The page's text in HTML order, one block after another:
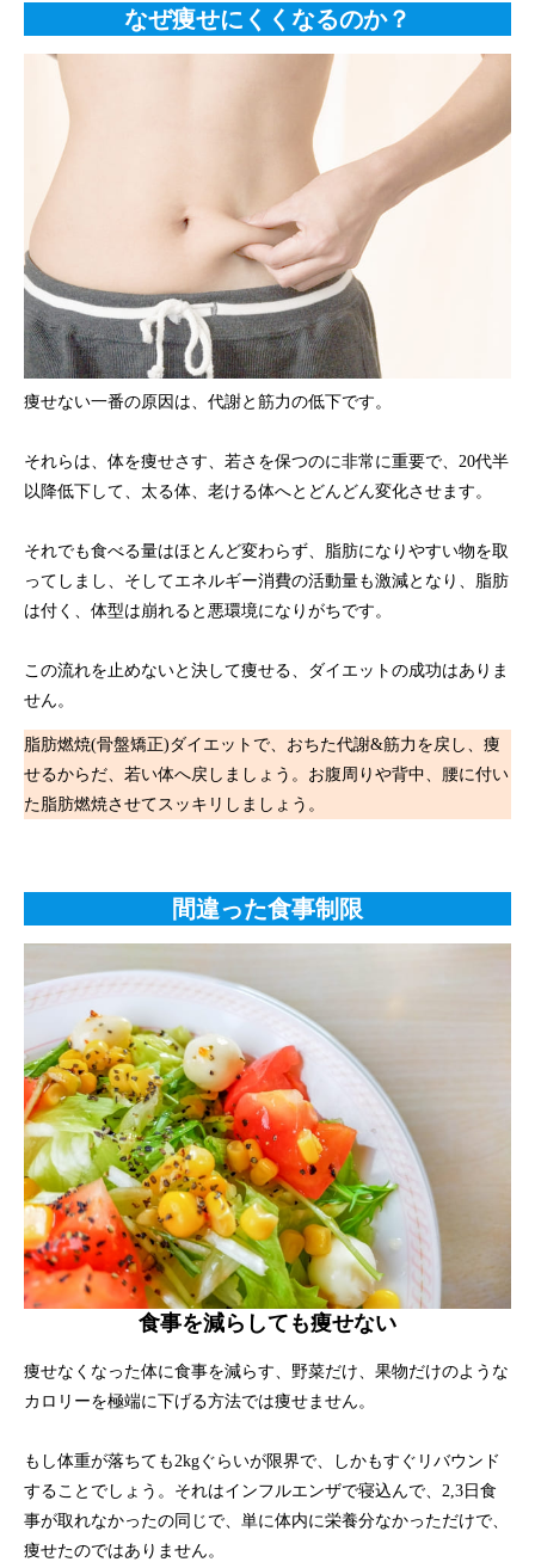
なぜ痩せにくくなるのか？
痩せない一番の原因は、代謝と筋力の低下です。
それらは、体を痩せさす、若さを保つのに非常に重要で、20代半
以降低下して、太る体、老ける体へとどんどん変化させます。
それでも食べる量はほとんど変わらず、脂肪になりやすい物を取
ってしまし、そしてエネルギー消費の活動量も激減となり、脂肪
は付く、体型は崩れると悪環境になりがちです。
この流れを止めないと決して痩せる、ダイエットの成功はありま
せん。
脂肪燃焼(骨盤矯正)ダイエットで、おちた代謝&筋力を戻し、痩
せるからだ、若い体へ戻しましょう。お腹周りや背中、腰に付い
た脂肪燃焼させてスッキリしましょう。
間違った食事制限
食事を減らしても痩せない
痩せなくなった体に食事を減らす、野菜だけ、果物だけのような
カロリーを極端に下げる方法では痩せません。
もし体重が落ちても2kgぐらいが限界で、しかもすぐリバウンド
することでしょう。それはインフルエンザで寝込んで、2,3日食
事が取れなかったの同じで、単に体内に栄養分なかっただけで、
痩せたのではありません。